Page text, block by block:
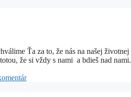
za to, že nás na našej životnej
že si vždy s nami a bdieš nad